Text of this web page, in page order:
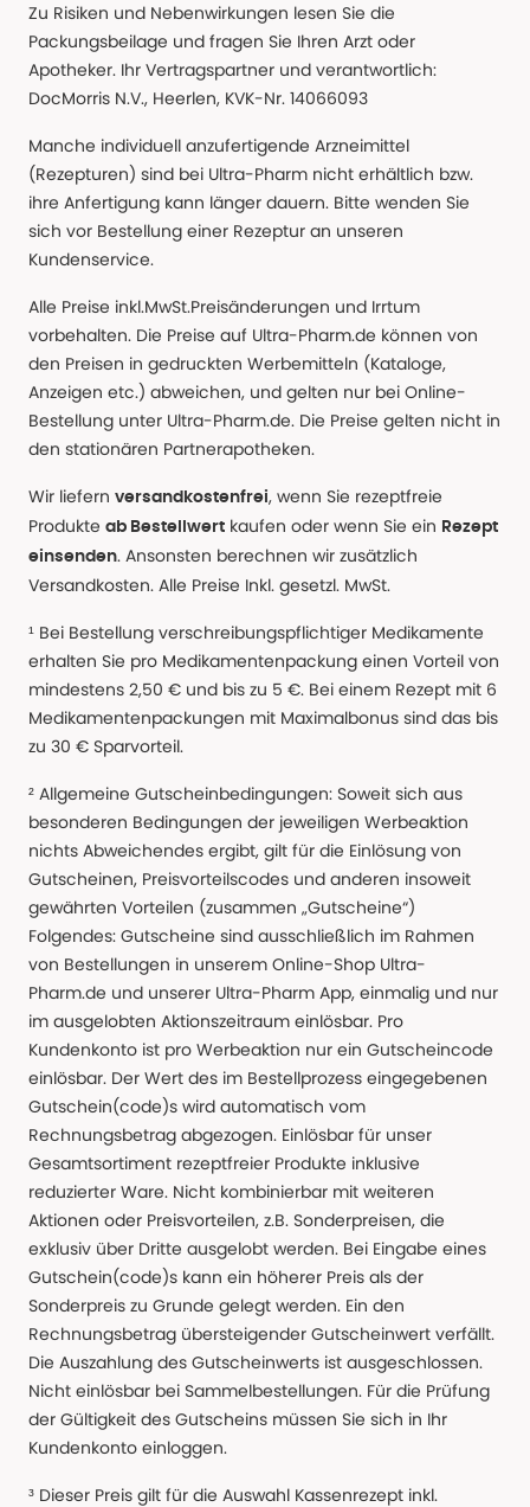
Zu Risiken und Nebenwirkungen lesen Sie die
Packungsbeilage und fragen Sie Ihren Arzt oder
Apotheker. Ihr Vertragspartner und verantwortlich:
DocMorris N.V., Heerlen, KVK-Nr. 14066093
Manche individuell anzufertigende Arzneimittel
(Rezepturen) sind bei Ultra-Pharm nicht erhältlich bzw.
ihre Anfertigung kann länger dauern. Bitte wenden Sie
sich vor Bestellung einer Rezeptur an unseren
Kundenservice.
Alle Preise inkl.MwSt.Preisänderungen und Irrtum
vorbehalten. Die Preise auf Ultra-Pharm.de können von
den Preisen in gedruckten Werbemitteln (Kataloge,
Anzeigen etc.) abweichen, und gelten nur bei Online-
Bestellung unter Ultra-Pharm.de. Die Preise gelten nicht in
den stationären Partnerapotheken.
Wir liefern versandkostenfrei, wenn Sie rezeptfreie
Produkte ab Bestellwert kaufen oder wenn Sie ein Rezept
einsenden. Ansonsten berechnen wir zusätzlich
Versandkosten. Alle Preise Inkl. gesetzl. MwSt.
¹ Bei Bestellung verschreibungspflichtiger Medikamente
erhalten Sie pro Medikamentenpackung einen Vorteil von
mindestens 2,50 € und bis zu 5 €. Bei einem Rezept mit 6
Medikamentenpackungen mit Maximalbonus sind das bis
zu 30 € Sparvorteil.
² Allgemeine Gutscheinbedingungen: Soweit sich aus
besonderen Bedingungen der jeweiligen Werbeaktion
nichts Abweichendes ergibt, gilt für die Einlösung von
Gutscheinen, Preisvorteilscodes und anderen insoweit
gewährten Vorteilen (zusammen „Gutscheine“)
Folgendes: Gutscheine sind ausschließlich im Rahmen
von Bestellungen in unserem Online-Shop Ultra-
Pharm.de und unserer Ultra-Pharm App, einmalig und nur
im ausgelobten Aktionszeitraum einlösbar. Pro
Kundenkonto ist pro Werbeaktion nur ein Gutscheincode
einlösbar. Der Wert des im Bestellprozess eingegebenen
Gutschein(code)s wird automatisch vom
Rechnungsbetrag abgezogen. Einlösbar für unser
Gesamtsortiment rezeptfreier Produkte inklusive
reduzierter Ware. Nicht kombinierbar mit weiteren
Aktionen oder Preisvorteilen, z.B. Sonderpreisen, die
exklusiv über Dritte ausgelobt werden. Bei Eingabe eines
Gutschein(code)s kann ein höherer Preis als der
Sonderpreis zu Grunde gelegt werden. Ein den
Rechnungsbetrag übersteigender Gutscheinwert verfällt.
Die Auszahlung des Gutscheinwerts ist ausgeschlossen.
Nicht einlösbar bei Sammelbestellungen. Für die Prüfung
der Gültigkeit des Gutscheins müssen Sie sich in Ihr
Kundenkonto einloggen.
³ Dieser Preis gilt für die Auswahl Kassenrezept inkl.